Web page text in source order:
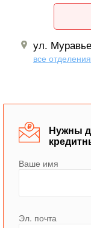
ул.
все отделения
Нужны
Ваше имя
Эл. почта